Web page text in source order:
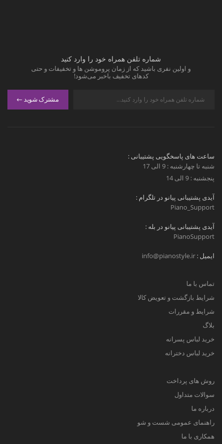
شماره تلفن همراه خود را وارد کنید
و اولین نفری باشید که از زمان پروموشن ها و تخفیفات و حتی
کدهای تخفیف باخبر می‌شود!
مشترک شوید
ساعت های پاسخگویی پشتیبانی :
شنبه تا چهارشنبه : 9 الی 17
پنجشنبه : 9 الی 14
آیدی پشتیبانی پیانو در تلگرام :
Piano_Support
آیدی پشتیبانی پیانو در بله :
PianoSupport
ایمیل : info@pianostyle.ir
تماس با ما
شرایط بازگشت و تعویض کالا
شرایط و مقررات
بلاگ
خرید لباس پسرانه
خرید لباس دخترانه
روش های پرداخت
سوالات متداول
درباره ما
راهنمای عمومی شست و شو
همکاری با ما